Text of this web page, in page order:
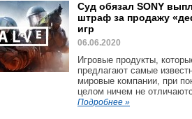
Суд обязал SONY
штраф за продажу
игр
06.06.2020
Игровые продукты,
предлагают самые
мировые компании, при
целом ничем не
Подробнее »